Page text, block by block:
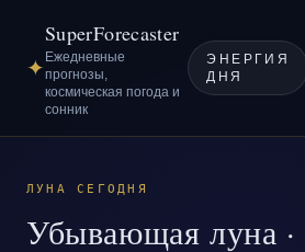
✦
SuperForecaster
Ежедневные
прогнозы,
космическая погода и
сонник
ЭНЕРГИЯ
ДНЯ
ЛУНА СЕГОДНЯ
Убывающая луна ·